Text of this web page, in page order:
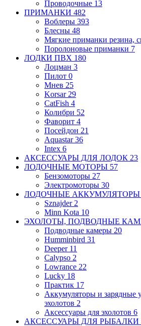
Проводочные 13
ПРИМАНКИ 482
Воблеры 393
Блесны 48
Мягкие приманки резина,
Поролоновые приманки 7
ЛОДКИ ПВХ 180
Лоцман 3
Пилот 0
Мнев 25
Korsar 29
CatFish 4
Колибри 52
Фаворит 4
Посейдон 21
Aquastar36
Intex 6
АКСЕССУАРЫ ДЛЯ ЛОДОК 23
ЛОДОЧНЫЕ МОТОРЫ 57
Бензомоторы 27
Электромоторы 30
ЛОДОЧНЫЕ АККУМУЛЯТОРЫ
Sznajder 2
Minn Kota 10
ЭХОЛОТЫ, ПОДВОДНЫЕ
Подводные камеры 20
Humminbird 31
Deeper 11
Calypso 2
Lowrance 22
Lucky 18
Практик 17
Аккумуляторы и зарядные
эхолотов 2
Аксессуары для эхолотов 6
АКСЕССУАРЫ ДЛЯ РЫБАЛКИ